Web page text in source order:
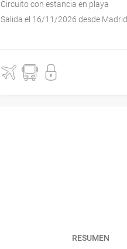
Circuito con estancia en playa
Salida el 16/11/2026 desde Madrid
RESUMEN